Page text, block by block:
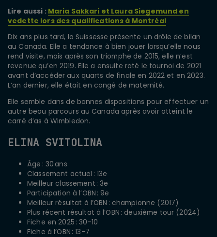
Lire aussi : Maria Sakkari et Laura Siegemund en
vedette lors des qualifications à Montréal
Dix ans plus tard, la Suissesse présente un drôle de bilan
au Canada. Elle a tendance à bien jouer lorsqu’elle nous
rend visite, mais après son triomphe de 2015, elle n’est
revenue qu’en 2019. Elle a ensuite raté le tournoi de 2021
avant d’accéder aux quarts de finale en 2022 et en 2023.
L’an dernier, elle était en congé de maternité.
Elle semble dans de bonnes dispositions pour effectuer un
autre beau parcours au Canada après avoir atteint le
carré d’as à Wimbledon.
ELINA SVITOLINA
Âge : 30 ans
Classement actuel : 13e
Meilleur classement : 3e
Participation à l’OBN : 9e
Meilleur résultat à l’OBN : championne (2017)
Plus récent résultat à l’OBN : deuxième tour (2024)
Fiche en 2025 : 30-10
Fiche à l’OBN : 13-7